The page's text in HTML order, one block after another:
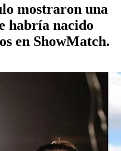
mostraron una
habría nacido
en ShowMatch.